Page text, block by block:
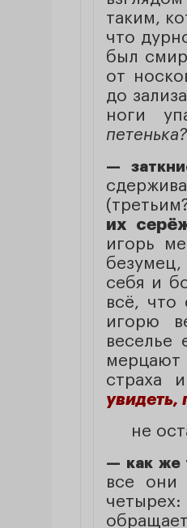
таким,
что
был
от
до
ноги
петенька?
—
их
игорь
безумец,
себя и
всё, что
игорю
веселье
страха
увидеть,
не
— как же
все они